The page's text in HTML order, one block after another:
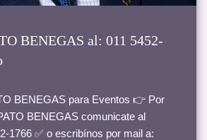
BENEGAS al: 011 5452-
BENEGAS para Eventos 👉 Por
BENEGAS comunicate al
1766 ✅ o escribínos por mail a: